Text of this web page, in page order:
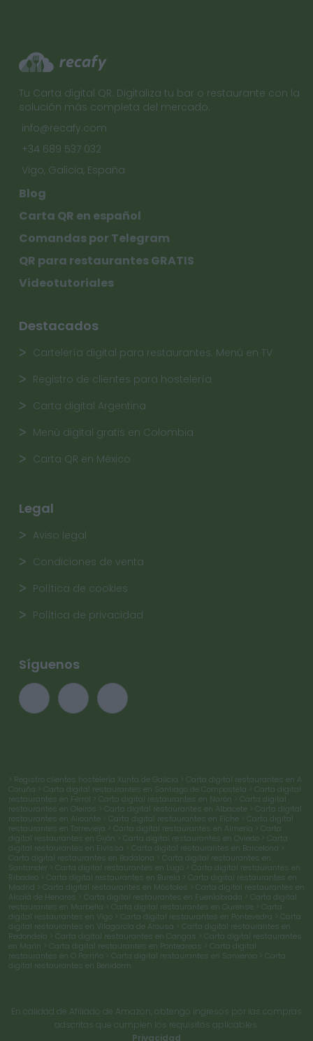
Tu Carta digital QR. Digitaliza tu bar o restaurante con la
solución más completa del mercado.
info@recafy.com
+34 689 537 032
Vigo, Galicia, España
Blog
Carta QR en español
Comandas por Telegram
QR para restaurantes GRATIS
Videotutoriales
Destacados
Cartelería digital para restaurantes. Menú en TV
Registro de clientes para hostelería
Carta digital Argentina
Menú digital gratis en Colombia
Carta QR en México
Legal
Aviso legal
Condiciones de venta
Política de cookies
Política de privacidad
Síguenos
> Registro clientes hostelería Xunta de Galicia > Carta digital restaurantes en A
Coruña > Carta digital restaurantes en Santiago de Compostela > Carta digital
restaurantes en Ferrol > Carta digital restaurantes en Narón > Carta digital
restaurantes en Oleiros > Carta digital restaurantes en Albacete > Carta digital
restaurantes en Alicante > Carta digital restaurantes en Elche > Carta digital
restaurantes en Torrevieja > Carta digital restaurantes en Almería > Carta
digital restaurantes en Gijón > Carta digital restaurantes en Oviedo > Carta
digital restaurantes en Eivissa > Carta digital restaurantes en Barcelona >
Carta digital restaurantes en Badalona > Carta digital restaurantes en
Santander > Carta digital restaurantes en Lugo > Carta digital restaurantes en
Ribadeo > Carta digital restaurantes en Burela > Carta digital restaurantes en
Madrid > Carta digital restaurantes en Móstoles > Carta digital restaurantes en
Alcalá de Henares > Carta digital restaurantes en Fuenlabrada > Carta digital
restaurantes en Marbella > Carta digital restaurantes en Ourense > Carta
digital restaurantes en Vigo > Carta digital restaurantes en Pontevedra > Carta
digital restaurantes en Vilagarcía de Arousa > Carta digital restaurantes en
Redondela > Carta digital restaurantes en Cangas > Carta digital restaurantes
en Marín > Carta digital restaurantes en Ponteareas > Carta digital
restaurantes en O Porriño > Carta digital restaurantes en Sanxenxo > Carta
digital restaurantes en Benidorm
En calidad de Afiliado de Amazon, obtengo ingresos por las compras
adscritas que cumplen los requisitos aplicables.
Privacidad